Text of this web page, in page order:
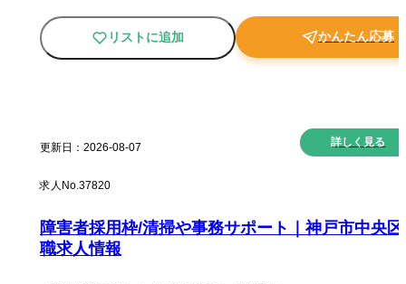
リストに追加 かんたん応募
更新日： 2026-08-07
求人No.37820
詳しく見る
障害者採用枠/清掃や事務サポート｜神戸市中央
職求人情報